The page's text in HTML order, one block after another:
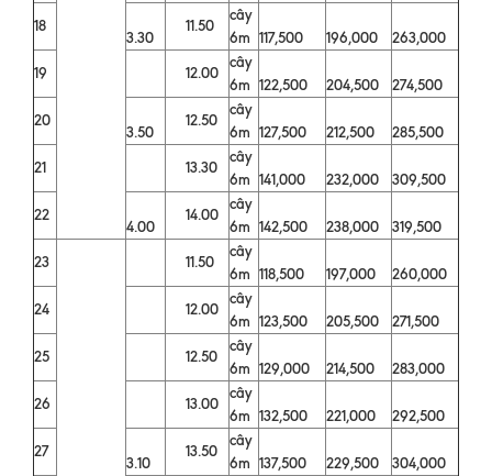
18
3.30
11.50
cây
6m 117,500 196,000
263,000
19
12.00
cây
6m 122,500 204,500
274,500
20
3.50
12.50
cây
6m 127,500 212,500
285,500
21
13.30
cây
6m 141,000 232,000
309,500
22
4.00
14.00
cây
6m 142,500 238,000
319,500
23
11.50
cây
6m 118,500 197,000
260,000
24
12.00
cây
6m 123,500 205,500
271,500
25
12.50
cây
6m 129,000 214,500
283,000
26
13.00
cây
6m 132,500 221,000
292,500
27
3.10
13.50
cây
6m 137,500 229,500
304,000